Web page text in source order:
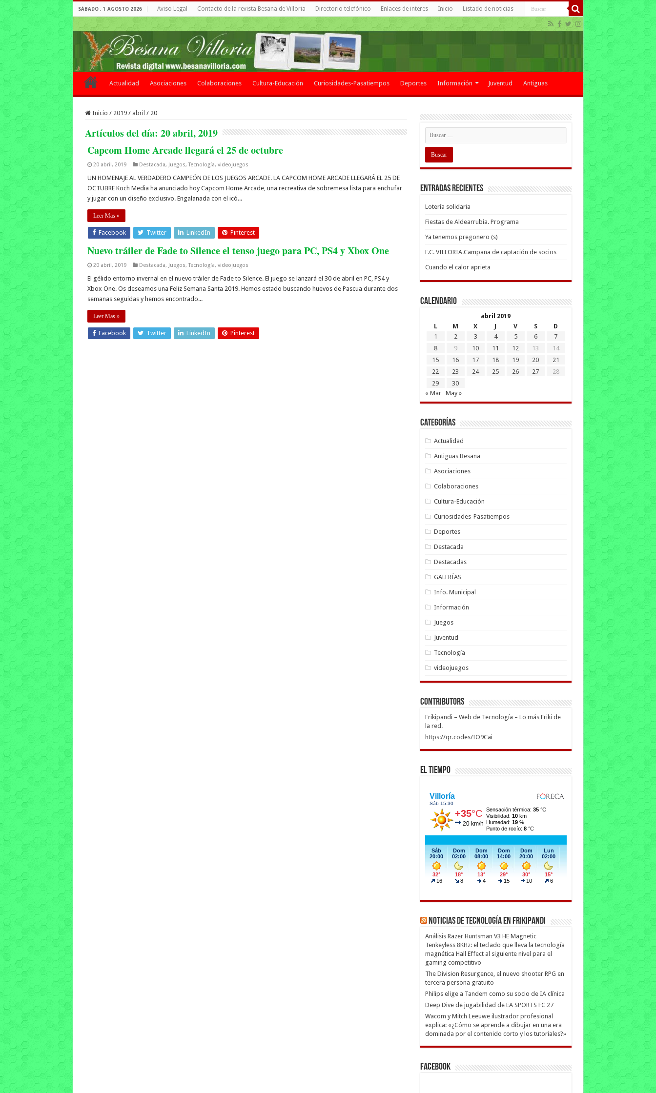
SÁBADO , 1 AGOSTO 2026 Aviso Legal Contacto de la revista Besana de Villoria Directorio telefónico Enlaces de interes Inicio Listado de noticias
Actualidad Asociaciones Colaboraciones Cultura-Educación Curiosidades-Pasatiempos Deportes Información Juventud Antiguas
Inicio / 2019 / abril / 20
Artículos del día: 20 abril, 2019
Capcom Home Arcade llegará el 25 de octubre
20 abril, 2019 Destacada, Juegos,Tecnología, videojuegos
UN HOMENAJE AL VERDADERO CAMPEÓN DE LOS JUEGOS ARCADE. LA CAPCOM HOME ARCADE LLEGARÁ EL 25 DE
OCTUBRE Koch Media ha anunciado hoy Capcom Home Arcade, una recreativa de sobremesa lista para enchufar
y jugar con un diseño exclusivo. Engalanada con el icó...
Leer Mas »
Facebook Twitter LinkedIn Pinterest
Nuevo tráiler de Fade to Silence el tenso juego para PC, PS4 y Xbox One
20 abril, 2019 Destacada, Juegos,Tecnología, videojuegos
El gélido entorno invernal en el nuevo tráiler de Fade to Silence. El juego se lanzará el 30 de abril en PC, PS4 y
Xbox One. Os deseamos una Feliz Semana Santa 2019. Hemos estado buscando huevos de Pascua durante dos
semanas seguidas y hemos encontrado...
Leer Mas »
Facebook Twitter LinkedIn Pinterest
Entradas recientes
Lotería solidaria
Fiestas de Aldearrubia. Programa
Ya tenemos pregonero (s)
F.C. VILLORIA.Campaña de captación de socios
Cuando el calor aprieta
Calendario
abril 2019
L
M X J V S
D
1
2 3 4 5 6
7
8
9 10 11 12 13
14
15
16 17 18 19 20
21
22
23 24 25 26 27
28
29
30
« Mar
May »
Categorías
Actualidad
Antiguas Besana
Asociaciones
Colaboraciones
Cultura-Educación
Curiosidades-Pasatiempos
Deportes
Destacada
Destacadas
GALERÍAS
Info. Municipal
Información
Juegos
Juventud
Tecnología
videojuegos
Contributors
Frikipandi – Web de Tecnología – Lo más Friki de
la red.
https://qr.codes/IO9Cai
El Tiempo
Noticias de Tecnología en Frikipandi
Análisis Razer Huntsman V3 HE Magnetic
Tenkeyless 8KHz: el teclado que lleva la tecnología
magnética Hall Effect al siguiente nivel para el
gaming competitivo
The Division Resurgence, el nuevo shooter RPG en
tercera persona gratuito
Philips elige a Tandem como su socio de IA clínica
Deep Dive de jugabilidad de EA SPORTS FC 27
Wacom y Mitch Leeuwe ilustrador profesional
explica: «¿Cómo se aprende a dibujar en una era
dominada por el contenido corto y los tutoriales?»
Facebook